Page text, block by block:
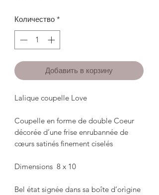
Количество *
Добавить в корзину
Lalique coupelle Love
Coupelle en forme de double Coeur
décorée d’une frise enrubannée de
cœurs satinés finement ciselés
Dimensions  8 x 10
Bel état signée dans sa boîte d’orìgine